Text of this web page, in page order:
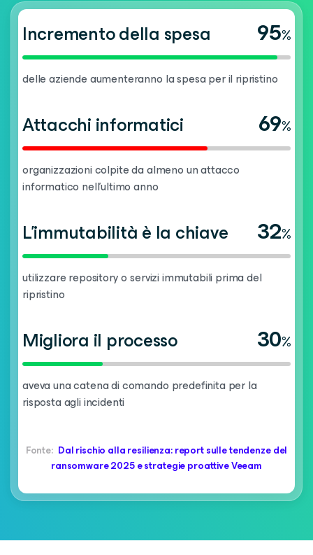
Incremento della spesa 95%
delle aziende aumenteranno la spesa per il ripristino
Attacchi informatici 69%
organizzazioni colpite da almeno un attacco
informatico nell'ultimo anno
L'immutabilità è la chiave 32%
utilizzare repository o servizi immutabili prima del
ripristino
Migliora il processo 30%
aveva una catena di comando predefinita per la
risposta agli incidenti
Fonte: Dal rischio alla resilienza: report sulle tendenze del
ransomware 2025 e strategie proattive Veeam